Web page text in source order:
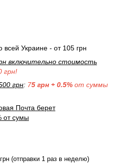
всей Украине - от 105 грн
включительно стоимость
грн!
грн: 75 грн + 0.5% от суммы
Почта берет
от сумы
(отправки 1 раз в неделю)